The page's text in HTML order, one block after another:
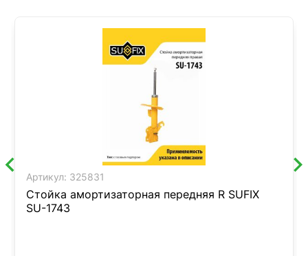
Артикул: 325831
Стойка амортизаторная передняя R SUFIX
SU-1743